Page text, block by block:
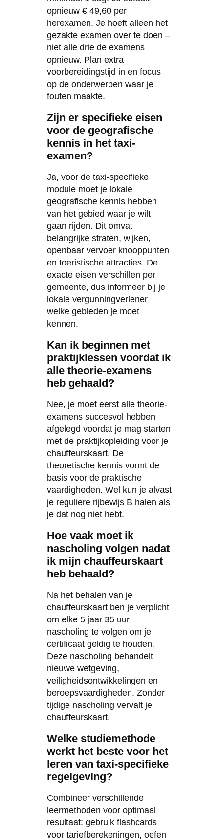
opnieuw € 49,60 per
herexamen. Je hoeft alleen het
gezakte examen over te doen –
niet alle drie de examens
opnieuw. Plan extra
voorbereidingstijd in en focus
op de onderwerpen waar je
fouten maakte.
Zijn er specifieke eisen
voor de geografische
kennis in het taxi-
examen?
Ja, voor de taxi-specifieke
module moet je lokale
geografische kennis hebben
van het gebied waar je wilt
gaan rijden. Dit omvat
belangrijke straten, wijken,
openbaar vervoer knooppunten
en toeristische attracties. De
exacte eisen verschillen per
gemeente, dus informeer bij je
lokale vergunningverlener
welke gebieden je moet
kennen.
Kan ik beginnen met
praktijklessen voordat ik
alle theorie-examens
heb gehaald?
Nee, je moet eerst alle theorie-
examens succesvol hebben
afgelegd voordat je mag starten
met de praktijkopleiding voor je
chauffeurskaart. De
theoretische kennis vormt de
basis voor de praktische
vaardigheden. Wel kun je alvast
je reguliere rijbewijs B halen als
je dat nog niet hebt.
Hoe vaak moet ik
nascholing volgen nadat
ik mijn chauffeurskaart
heb behaald?
Na het behalen van je
chauffeurskaart ben je verplicht
om elke 5 jaar 35 uur
nascholing te volgen om je
certificaat geldig te houden.
Deze nascholing behandelt
nieuwe wetgeving,
veiligheidsontwikkelingen en
beroepsvaardigheden. Zonder
tijdige nascholing vervalt je
chauffeurskaart.
Welke studiemethode
werkt het beste voor het
leren van taxi-specifieke
regelgeving?
Combineer verschillende
leermethoden voor optimaal
resultaat: gebruik flashcards
voor tariefberekeningen, oefen